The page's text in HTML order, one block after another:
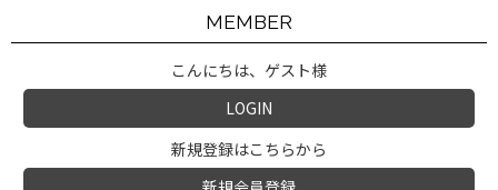
MEMBER
こんにちは、ゲスト様
LOGIN
新規登録はこちらから